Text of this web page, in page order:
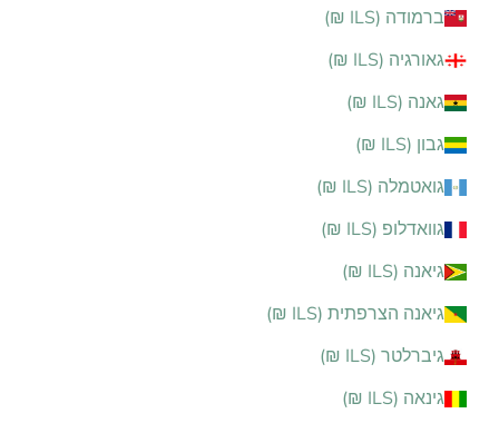
ברמודה (ILS ₪)
גאורגיה (ILS ₪)
גאנה (ILS ₪)
גבון (ILS ₪)
גואטמלה (ILS ₪)
גוואדלופ (ILS ₪)
גיאנה (ILS ₪)
גיאנה הצרפתית (ILS ₪)
גיברלטר (ILS ₪)
גינאה (ILS ₪)